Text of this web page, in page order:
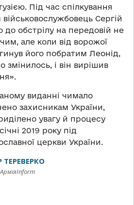
Під час спілкування
Сергій
до обстрілу на передовій не
але коли від ворожої
його побратим Леонід,
змінилось, і він вирішив
виданні чимало
захисникам України,
увагу й процесу
2019 року під
церкви України.